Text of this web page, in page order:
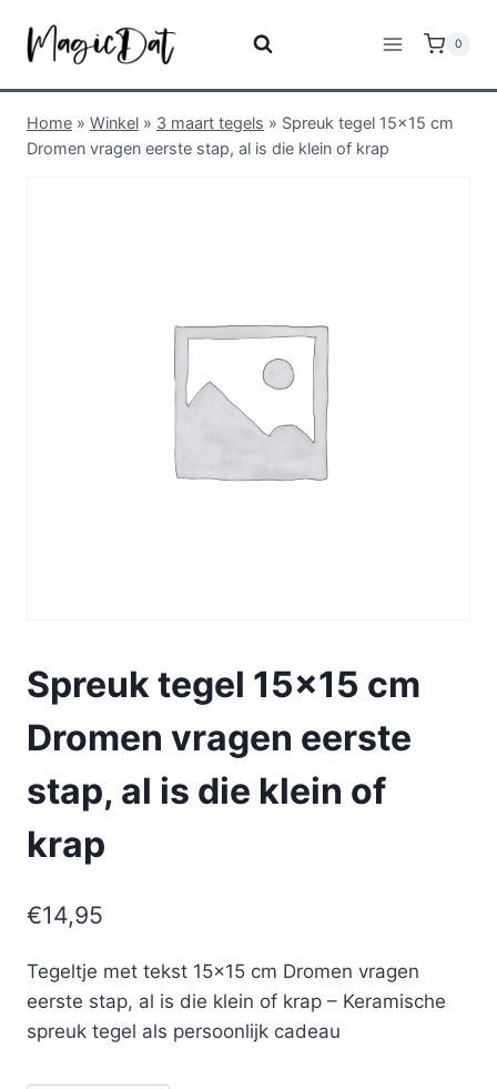
0
Home » Winkel » 3 maart tegels » Spreuk tegel 15×15 cm
Dromen vragen eerste stap, al is die klein of krap
Spreuk tegel 15×15 cm
Dromen vragen eerste
stap, al is die klein of
krap
€14,95
Tegeltje met tekst 15×15 cm Dromen vragen
eerste stap, al is die klein of krap – Keramische
spreuk tegel als persoonlijk cadeau